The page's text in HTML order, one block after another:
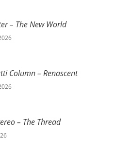
– The New World
Column – Renascent
– The Thread